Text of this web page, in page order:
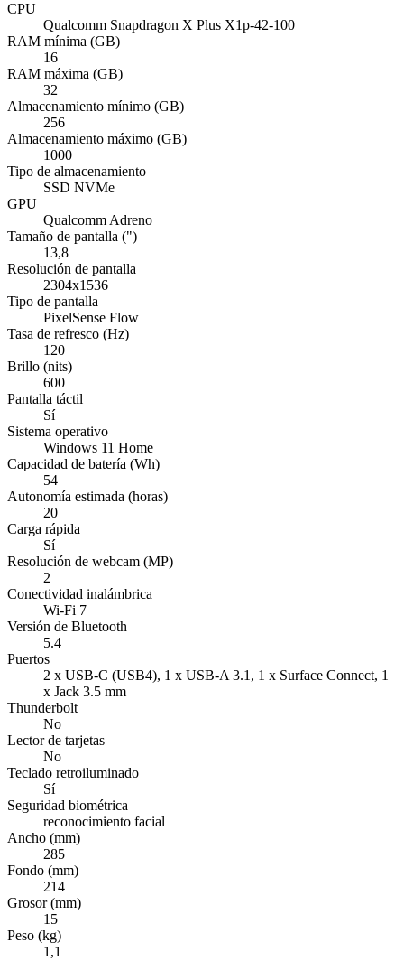
CPU
Qualcomm Snapdragon X Plus X1p-42-100
RAM mínima (GB)
16
RAM máxima (GB)
32
Almacenamiento mínimo (GB)
256
Almacenamiento máximo (GB)
1000
Tipo de almacenamiento
SSD NVMe
GPU
Qualcomm Adreno
Tamaño de pantalla (")
13,8
Resolución de pantalla
2304x1536
Tipo de pantalla
PixelSense Flow
Tasa de refresco (Hz)
120
Brillo (nits)
600
Pantalla táctil
Sí
Sistema operativo
Windows 11 Home
Capacidad de batería (Wh)
54
Autonomía estimada (horas)
20
Carga rápida
Sí
Resolución de webcam (MP)
2
Conectividad inalámbrica
Wi-Fi 7
Versión de Bluetooth
5.4
Puertos
2 x USB-C (USB4), 1 x USB-A 3.1, 1 x Surface Connect, 1
x Jack 3.5 mm
Thunderbolt
No
Lector de tarjetas
No
Teclado retroiluminado
Sí
Seguridad biométrica
reconocimiento facial
Ancho (mm)
285
Fondo (mm)
214
Grosor (mm)
15
Peso (kg)
1,1